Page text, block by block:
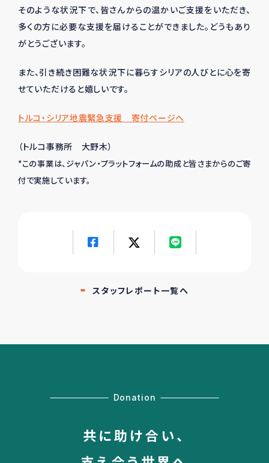
そのような状況下で、皆さんからの温かいご支援をいただき、
多くの方に必要な支援を届けることができました。どうもあり
がとうございます。
また、引き続き困難な状況下に暮らすシリアの人びとに心を寄
せていただけると嬉しいです。
トルコ・シリア地震緊急支援 寄付ページへ
（トルコ事務所 大野木）
*この事業は、ジャパン・プラットフォームの助成と皆さまからのご寄
付で実施しています。
スタッフレポート一覧へ
Donation
共に助け合い、